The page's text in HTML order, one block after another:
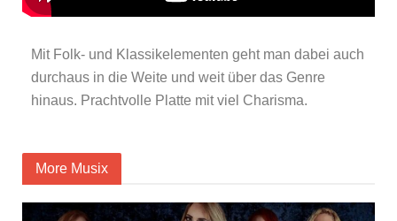
Mit Folk- und Klassikelementen geht man dabei auch
durchaus in die Weite und weit über das Genre
hinaus. Prachtvolle Platte mit viel Charisma.
More Musix